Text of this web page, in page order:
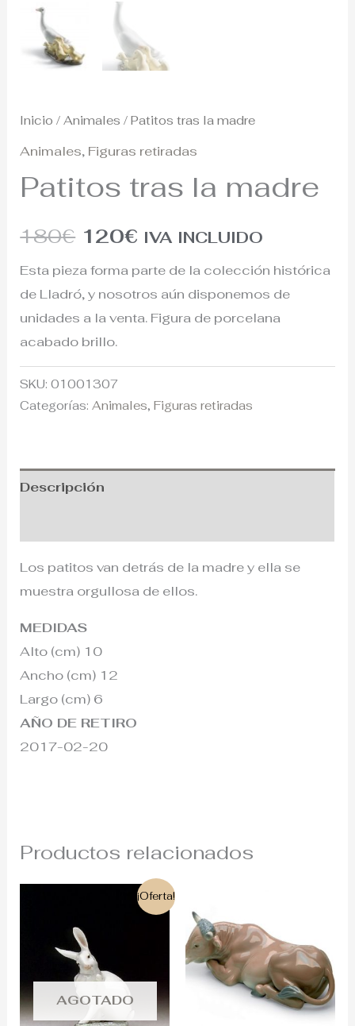
Inicio /Animales / Patitos tras la madre
Animales, Figuras retiradas
Patitos tras la madre
180€ 120€ IVA INCLUIDO
Esta pieza forma parte de la colección histórica
de Lladró, y nosotros aún disponemos de
unidades a la venta. Figura de porcelana
acabado brillo.
SKU:01001307
Categorías:Animales,Figuras retiradas
Descripción
Los patitos van detrás de la madre y ella se
muestra orgullosa de ellos.
MEDIDAS
Alto (cm) 10
Ancho (cm) 12
Largo (cm) 6
AÑO DE RETIRO
2017-02-20
Productos relacionados
¡Oferta!
AGOTADO
era:
150€.110€.